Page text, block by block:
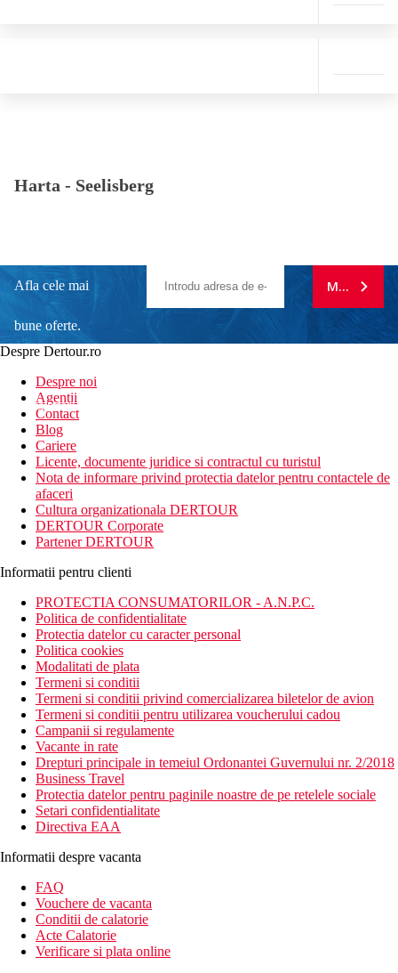
Harta - Seelisberg
Afla cele mai
bune oferte.
newsletter!
MA
Despre Dertour.ro
Despre noi
Agentii
Contact
Blog
Cariere
Licente, documente juridice si contractul cu turistul
Nota de informare privind protectia datelor pentru contactele de
afaceri
Cultura organizationala DERTOUR
DERTOUR Corporate
Partener DERTOUR
Informatii pentru clienti
PROTECTIA CONSUMATORILOR - A.N.P.C.
Politica de confidentialitate
Protectia datelor cu caracter personal
Politica cookies
Modalitati de plata
Termeni si conditii
Termeni si conditii privind comercializarea biletelor de avion
Termeni si conditii pentru utilizarea voucherului cadou
Campanii si regulamente
Vacante in rate
Drepturi principale in temeiul Ordonantei Guvernului nr. 2/2018
Business Travel
Protectia datelor pentru paginile noastre de pe retelele sociale
Setari confidentialitate
Directiva EAA
Informatii despre vacanta
FAQ
Vouchere de vacanta
Conditii de calatorie
Acte Calatorie
Verificare si plata online